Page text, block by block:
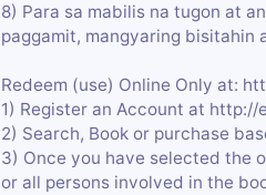
8) Para sa mabilis na tugon at
paggamit, mangyaring
Redeem (use) Online Only at:
1) Register an Account at
2) Search, Book or purchase
3) Once you have selected the
or all persons involved in the